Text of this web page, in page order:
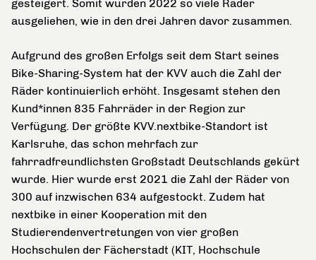
gesteigert. Somit wurden 2022 so viele Räder
ausgeliehen, wie in den drei Jahren davor zusammen.
Aufgrund des großen Erfolgs seit dem Start seines
Bike-Sharing-System hat der KVV auch die Zahl der
Räder kontinuierlich erhöht. Insgesamt stehen den
Kund*innen 835 Fahrräder in der Region zur
Verfügung. Der größte KVV.nextbike-Standort ist
Karlsruhe, das schon mehrfach zur
fahrradfreundlichsten Großstadt Deutschlands gekürt
wurde. Hier wurde erst 2021 die Zahl der Räder von
300 auf inzwischen 634 aufgestockt. Zudem hat
nextbike in einer Kooperation mit den
Studierendenvertretungen von vier großen
Hochschulen der Fächerstadt (KIT, Hochschule